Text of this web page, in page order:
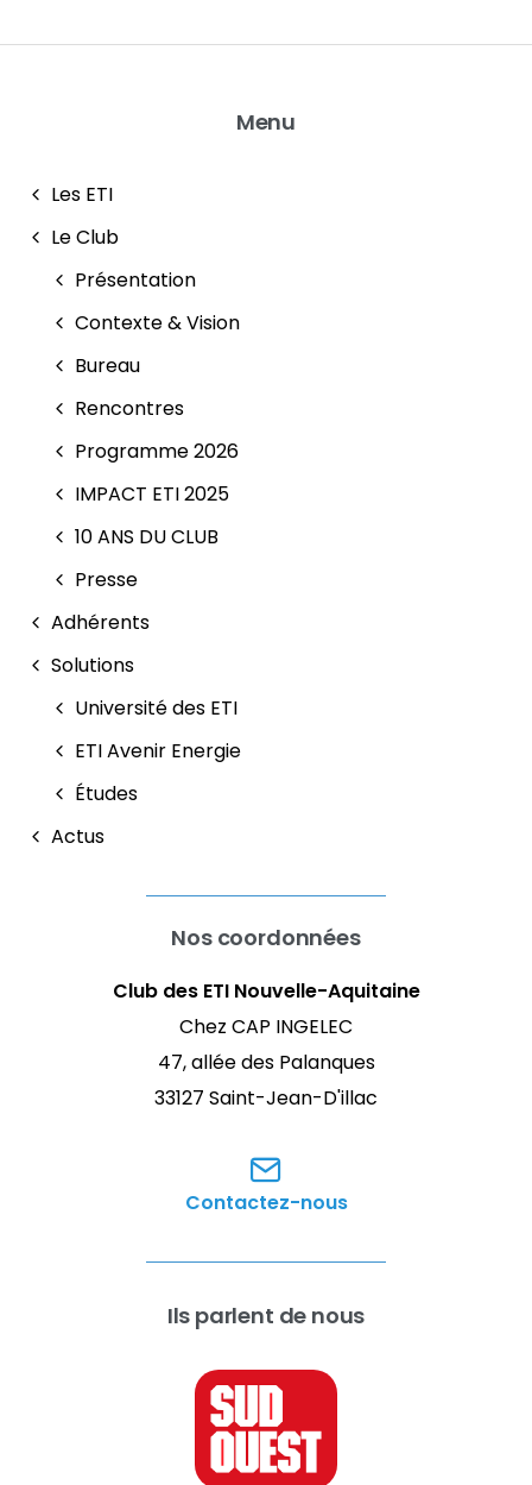
Menu
Les ETI
Le Club
Présentation
Contexte & Vision
Bureau
Rencontres
Programme 2026
IMPACT ETI 2025
10 ANS DU CLUB
Presse
Adhérents
Solutions
Université des ETI
ETI Avenir Energie
Études
Actus
Nos coordonnées
Club des ETI Nouvelle-Aquitaine
Chez CAP INGELEC
47, allée des Palanques
33127 Saint-Jean-D'illac
Contactez-nous
Ils parlent de nous